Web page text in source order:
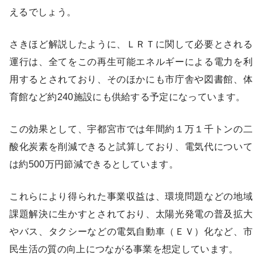
えるでしょう。
さきほど解説したように、ＬＲＴに関して必要とされる
運行は、全てをこの再生可能エネルギーによる電力を利
用するとされており、そのほかにも市庁舎や図書館、体
育館など約240施設にも供給する予定になっています。
この効果として、宇都宮市では年間約１万１千トンの二
酸化炭素を削減できると試算しており、電気代について
は約500万円節減できるとしています。
これらにより得られた事業収益は、環境問題などの地域
課題解決に生かすとされており、太陽光発電の普及拡大
やバス、タクシーなどの電気自動車（ＥＶ）化など、市
民生活の質の向上につながる事業を想定しています。